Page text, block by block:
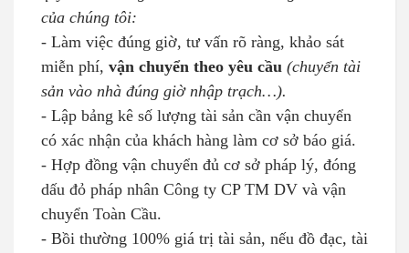
của chúng tôi:
- Làm việc đúng giờ, tư vấn rõ ràng, khảo sát
miễn phí, vận chuyển theo yêu cầu (chuyển tài
sản vào nhà đúng giờ nhập trạch…).
- Lập bảng kê số lượng tài sản cần vận chuyển
có xác nhận của khách hàng làm cơ sở báo giá.
- Hợp đồng vận chuyển đủ cơ sở pháp lý, đóng
dấu đỏ pháp nhân Công ty CP TM DV và vận
chuyển Toàn Cầu.
- Bồi thường 100% giá trị tài sản, nếu đồ đạc, tài